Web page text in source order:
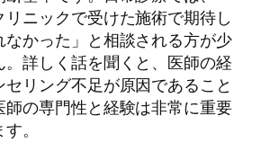
リニックで受けた施術で期待し
なかった」と相談される方が少
。詳しく話を聞くと、医師の経
リング不足が原因であること
師の専門性と経験は非常に重要
。